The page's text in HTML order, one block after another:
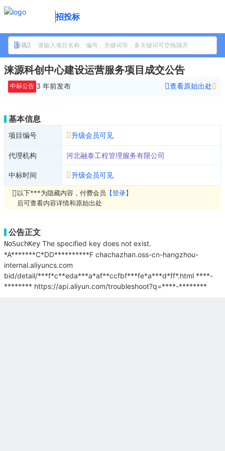
招投标
标讯
涞源科创中心建设运营服务项目成交公告
中标公告 3 年前发布 查看原始出处
基本信息
项目编号 升级会员可见
代理机构 河北融泰工程管理服务有限公司
中标时间 升级会员可见
以下***为隐藏内容，付费会员 【登录】
后可查看内容详情和原始出处
公告正文
NoSuchKey The specified key does not exist.
*A*******C*DD**********F chachazhan.oss-cn-hangzhou-
internal.aliyuncs.com
bid/detail/***f*c**eda***a*af**ccfbf***fe*a***d*ff*.html ****-
******** https://api.aliyun.com/troubleshoot?q=****-********